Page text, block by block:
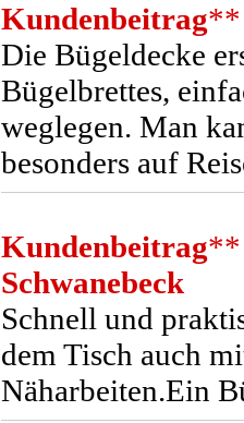
Kundenbeitrag**
Die Bügeldecke
Bügelbrettes,
weglegen. Man
besonders auf
Kundenbeitrag**
Schwanebeck
Schnell und
dem Tisch auch
Näharbeiten.Ein